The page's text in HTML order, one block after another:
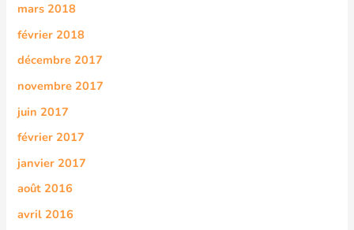
mars 2018
février 2018
décembre 2017
novembre 2017
juin 2017
février 2017
janvier 2017
août 2016
avril 2016